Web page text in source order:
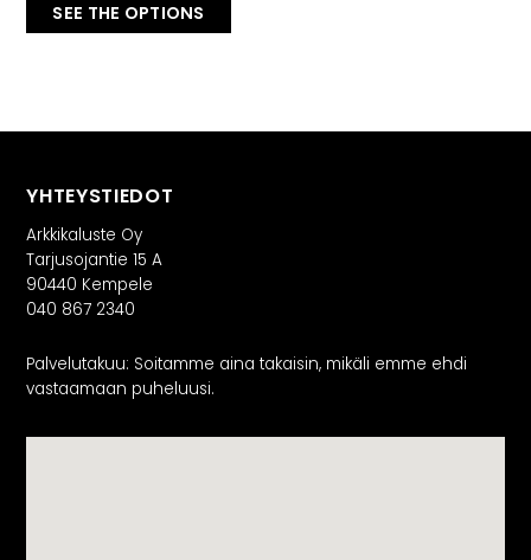
SEE THE OPTIONS
YHTEYSTIEDOT
Arkkikaluste Oy
Tarjusojantie 15 A
90440 Kempele
040 867 2340
Palvelutakuu: Soitamme aina takaisin, mikäli emme ehdi
vastaamaan puheluusi.